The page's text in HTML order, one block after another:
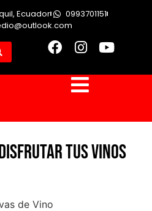
Ecuador
0993701151
tus vinos